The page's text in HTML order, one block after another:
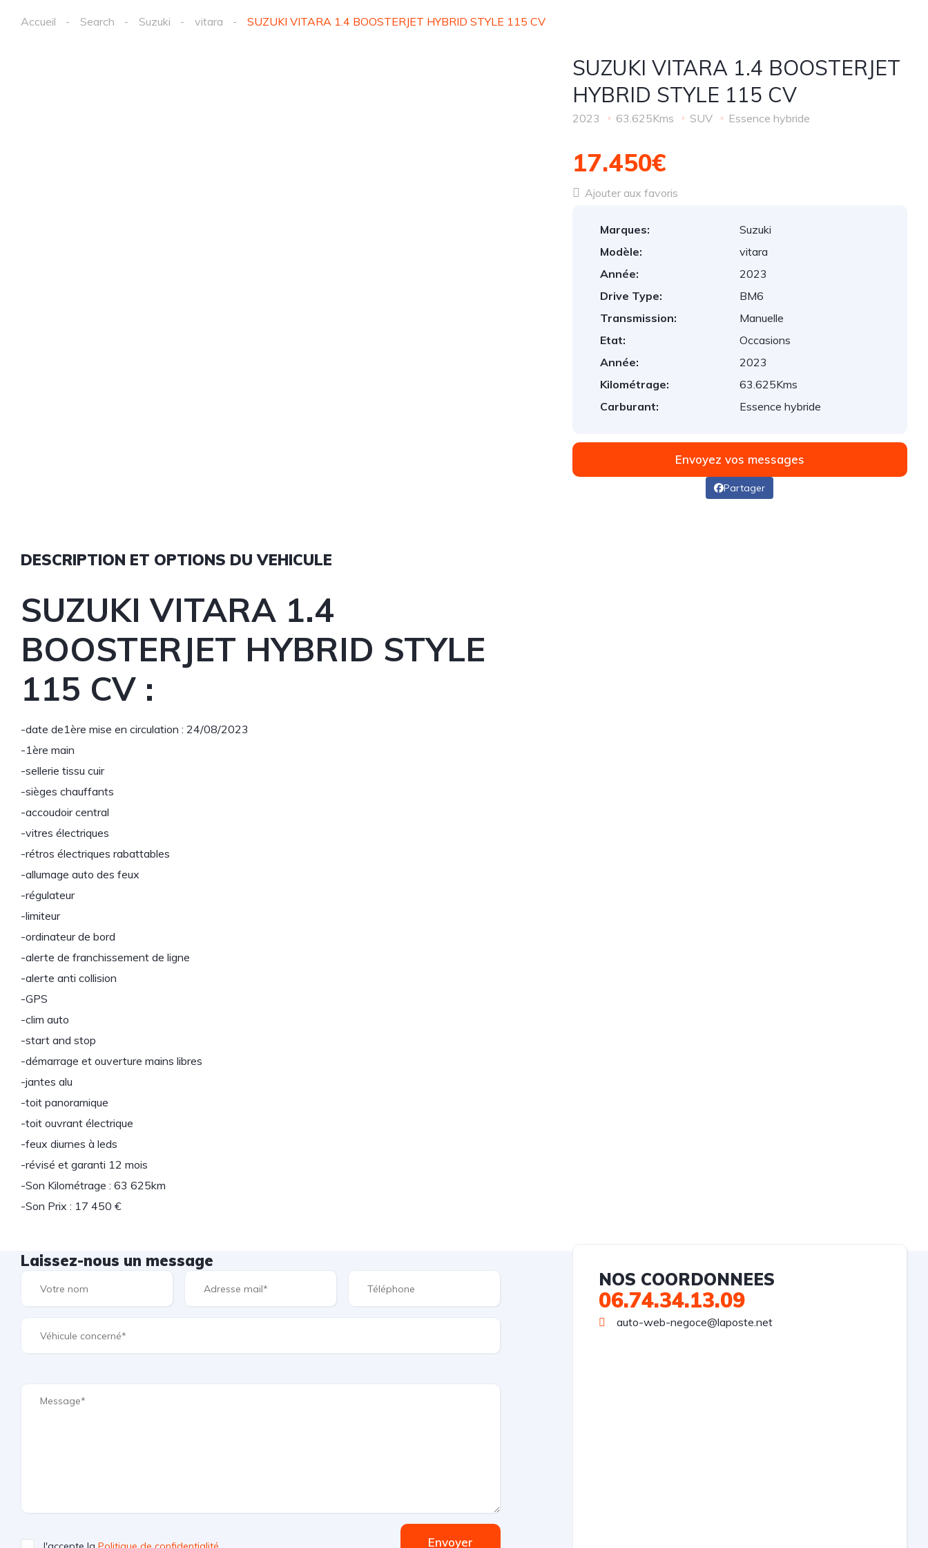
Accueil Search Suzuki vitara SUZUKI VITARA 1.4 BOOSTERJET HYBRID STYLE 115 CV
DESCRIPTION ET OPTIONS DU VEHICULE
SUZUKI VITARA 1.4
BOOSTERJET HYBRID STYLE
115 CV :
-date de1ère mise en circulation : 24/08/2023
-1ère main
-sellerie tissu cuir
-sièges chauffants
-accoudoir central
-vitres électriques
-rétros électriques rabattables
-allumage auto des feux
-régulateur
-limiteur
-ordinateur de bord
-alerte de franchissement de ligne
-alerte anti collision
-GPS
-clim auto
-start and stop
-démarrage et ouverture mains libres
-jantes alu
-toit panoramique
-toit ouvrant électrique
-feux diurnes à leds
-révisé et garanti 12 mois
-Son Kilométrage : 63 625km
-Son Prix : 17 450 €
SUZUKI VITARA 1.4 BOOSTERJET
HYBRID STYLE 115 CV
2023 63.625Kms SUV Essence hybride
17.450€
Ajouter aux favoris
Marques:
Suzuki
Modèle:
vitara
Année:
2023
Drive Type:
BM6
Transmission:
Manuelle
Etat:
Occasions
Année:
2023
Kilométrage:
63.625Kms
Carburant:
Essence hybride
Envoyez vos messages
Partager
Laissez-nous un message
Envoyer
NOS COORDONNEES
06.74.34.13.09
auto-web-negoce@laposte.net